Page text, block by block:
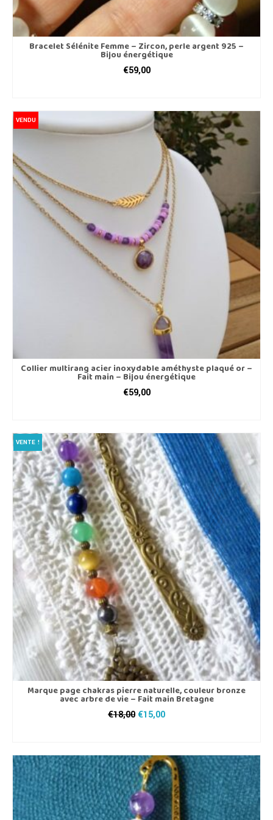
Bracelet Sélénite Femme – Zircon, perle argent 925 –
Bijou énergétique
€59,00
produit
a
plusieurs
variations.
options
peuvent
être
choisies
la
page
du
produit
VENDU
Collier multirang acier inoxydable améthyste plaqué or –
Fait main – Bijou énergétique
€59,00
VENTE !
Marque page chakras pierre naturelle, couleur bronze
avec arbre de vie – Fait main Bretagne
€18,00 Le
€18,00.
€15,00Le
€15,00.